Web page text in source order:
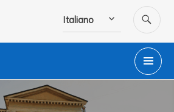
Italiano